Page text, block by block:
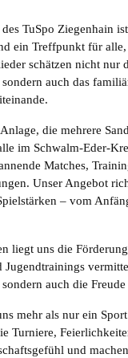
TuSpo Ziegenhain
ein Treffpunkt für
schätzen nicht nur
auch das
die mehrere
im Schwalm-Eder-
Matches,
Unser Angebot
– vom
liegt uns die
Jugendtrainings
auch die Freude
mehr als nur ein
Turniere,
und